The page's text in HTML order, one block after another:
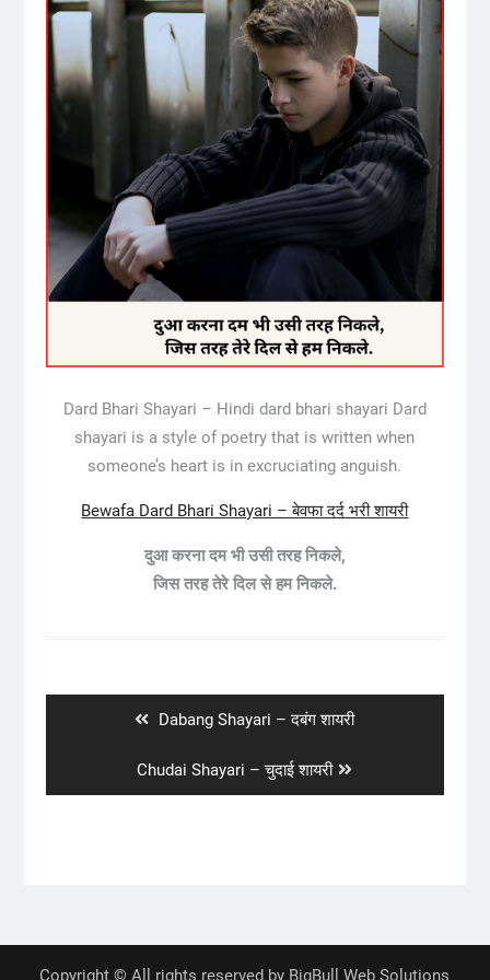
Dard Bhari Shayari – Hindi dard bhari shayari Dard
shayari is a style of poetry that is written when
someone’s heart is in excruciating anguish.
Bewafa Dard Bhari Shayari – बेवफा दर्द भरी शायरी
दुआ करना दम भी उसी तरह निकले,
जिस तरह तेरे दिल से हम निकले.
Previous
Dabang Shayari – दबंग शायरी
Next
post:
Chudai Shayari – चुदाई शायरी
Copyright © All rights reserved by BigBull Web Solutions